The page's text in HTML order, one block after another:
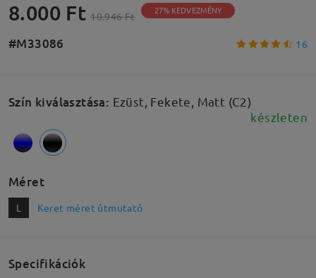
8.000 Ft 10.946 Ft 27% KEDVEZMÉNY
#M33086 16
Szín kiválasztása: Ezüst, Fekete, Matt (C2)
készleten
Méret
L Keret méret útmutató
Specifikációk